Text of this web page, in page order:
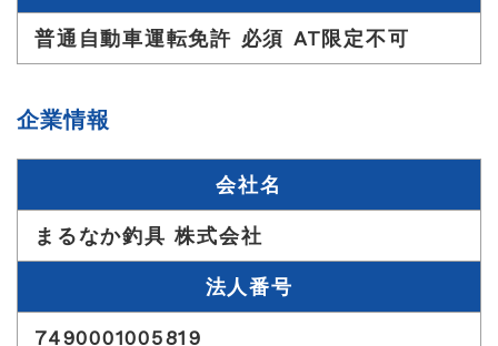
普通自動車運転免許 必須 AT限定不可
企業情報
会社名
まるなか釣具 株式会社
法人番号
7490001005819